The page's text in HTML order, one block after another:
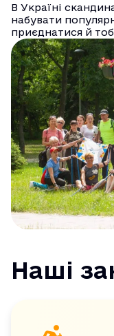
В Україні
набувати
приєднатися й
Наші